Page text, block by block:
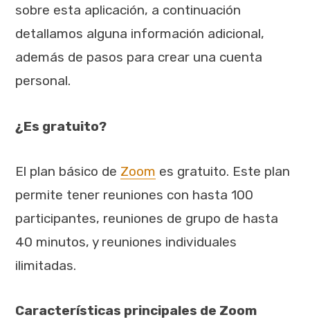
sobre esta aplicación, a continuación
detallamos alguna información adicional,
además de pasos para crear una cuenta
personal.
¿Es gratuito?
El plan básico de Zoom es gratuito. Este plan
permite tener reuniones con hasta 100
participantes, reuniones de grupo de hasta
40 minutos, y reuniones individuales
ilimitadas.
Características principales de Zoom